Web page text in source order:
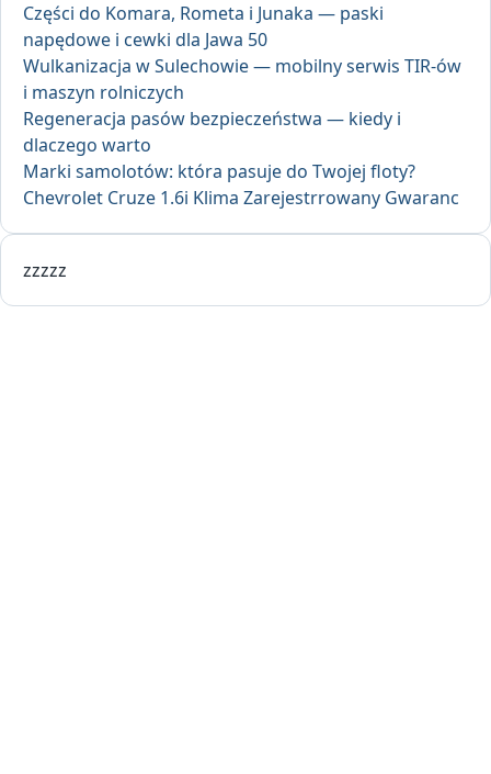
Części do Komara, Rometa i Junaka — paski
napędowe i cewki dla Jawa 50
Wulkanizacja w Sulechowie — mobilny serwis TIR-ów
i maszyn rolniczych
Regeneracja pasów bezpieczeństwa — kiedy i
dlaczego warto
Marki samolotów: która pasuje do Twojej floty?
Chevrolet Cruze 1.6i Klima Zarejestrrowany Gwaranc
zzzzz